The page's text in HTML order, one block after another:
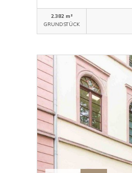
2.382 m²
GRUNDSTÜCK